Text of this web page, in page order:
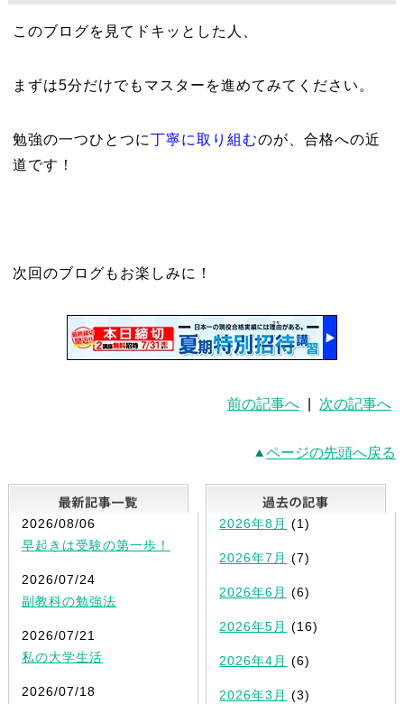
このブログを見てドキッとした人、
まずは5分だけでもマスターを進めてみてください。
勉強の一つひとつに丁寧に取り組むのが、合格への近
道です！
次回のブログもお楽しみに！
前の記事へ 次の記事へ
ページの先頭へ戻る
最新記事一覧
2026/08/06
早起きは受験の第一歩！
2026/07/24
副教科の勉強法
2026/07/21
私の大学生活
2026/07/18
2026年8月 (1)
2026年7月 (7)
2026年6月 (6)
2026年5月 (16)
2026年4月 (6)
2026年3月 (3)